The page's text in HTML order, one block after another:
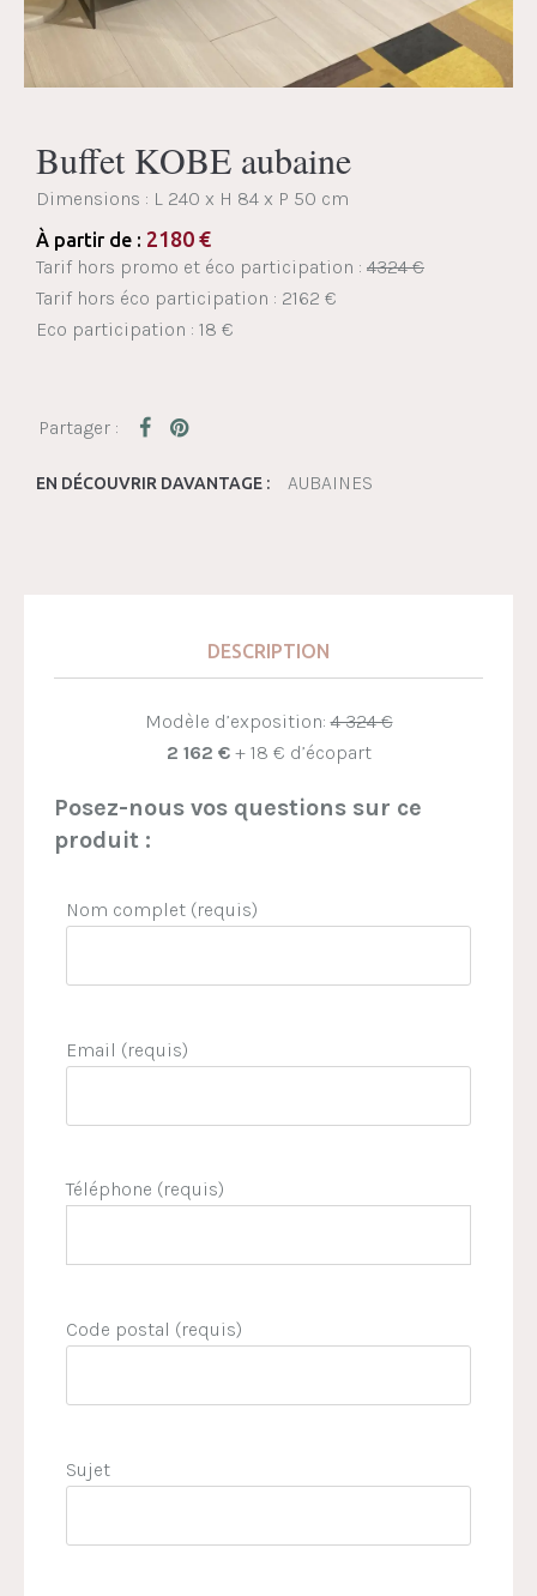
Buffet KOBE aubaine
Dimensions : L 240 x H 84 x P 50 cm
À partir de : 2180 €
Tarif hors promo et éco participation : 4324 €
Tarif hors éco participation : 2162 €
Eco participation : 18 €
EN DÉCOUVRIR DAVANTAGE : AUBAINES
DESCRIPTION
Modèle d’exposition:4 324 €
2 162 €+ 18 € d’écopart
Posez-nous vos questions sur ce
produit :
Nom complet (requis)
Email (requis)
Téléphone (requis)
Code postal (requis)
Sujet